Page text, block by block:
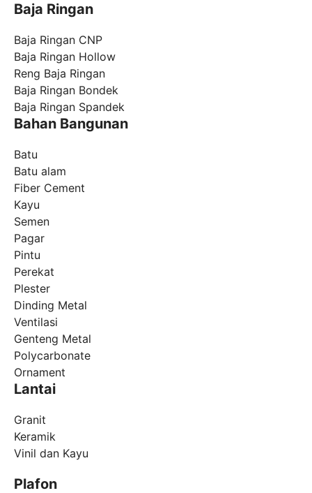
Baja Ringan
Baja Ringan CNP
Baja Ringan Hollow
Reng Baja Ringan
Baja Ringan Bondek
Baja Ringan Spandek
Bahan Bangunan
Batu
Batu alam
Fiber Cement
Kayu
Semen
Pagar
Pintu
Perekat
Plester
Dinding Metal
Ventilasi
Genteng Metal
Polycarbonate
Ornament
Lantai
Granit
Keramik
Vinil dan Kayu
Plafon